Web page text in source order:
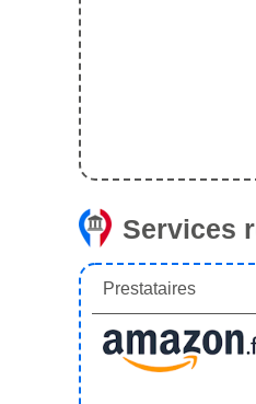
Services
Prestataires